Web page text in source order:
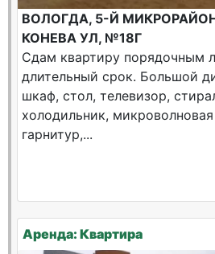
ВОЛОГДА, 5-Й
КОНЕВА УЛ, №18Г
Сдам квартиру порядочным
длительный срок. Большой
шкаф, стол, телевизор,
холодильник,
гарнитур,...
Аренда: Квартира